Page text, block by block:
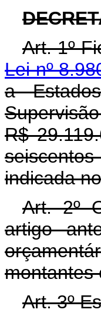
Art. 1º
Lei nº
a
R$
indicada
Art. 2º
artigo
montantes
Art. 3º